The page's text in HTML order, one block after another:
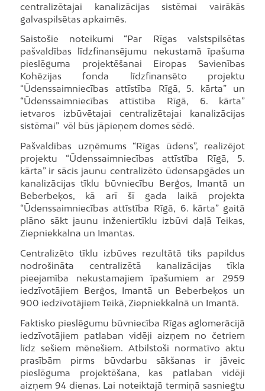
centralizētajai kanalizācijas sistēmai vairākās
galvaspilsētas apkaimēs.
Saistošie noteikumi “Par Rīgas valstspilsētas
pašvaldības līdzfinansējumu nekustamā īpašuma
pieslēguma projektēšanai Eiropas Savienības
Kohēzijas fonda līdzfinansēto projektu
“Ūdenssaimniecības attīstība Rīgā, 5. kārta” un
“Ūdenssaimniecības attīstība Rīgā, 6. kārta”
ietvaros izbūvētajai centralizētajai kanalizācijas
sistēmai” vēl būs jāpieņem domes sēdē.
Pašvaldības uzņēmums “Rīgas ūdens”, realizējot
projektu “Ūdenssaimniecības attīstība Rīgā, 5.
kārta” ir sācis jaunu centralizēto ūdensapgādes un
kanalizācijas tīklu būvniecību Berģos, Imantā un
Beberbeķos, kā arī šī gada laikā projekta
“Ūdenssaimniecības attīstība Rīgā, 6. kārta” gaitā
plāno sākt jaunu inženiertīklu izbūvi daļā Teikas,
Ziepniekkalna un Imantas.
Centralizēto tīklu izbūves rezultātā tiks papildus
nodrošināta centralizētā kanalizācijas tīkla
pieejamība nekustamajiem īpašumiem ar 2959
iedzīvotājiem Berģos, Imantā un Beberbeķos un
900 iedzīvotājiem Teikā, Ziepniekkalnā un Imantā.
Faktisko pieslēgumu būvniecība Rīgas aglomerācijā
iedzīvotājiem patlaban vidēji aizņem no četriem
līdz sešiem mēnešiem. Atbilstoši normatīvo aktu
prasībām pirms būvdarbu sākšanas ir jāveic
pieslēguma projektēšana, kas patlaban vidēji
aizņem 94 dienas. Lai noteiktajā termiņā sasniegtu